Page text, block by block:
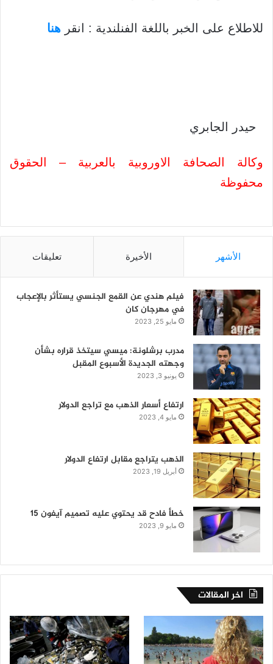
للاطلاع على الخبر باللغة الفنلندية : انقر هنا
حيدر الجابري
وكالة الصحافة الاوروبية بالعربية – الحقوق
محفوظة
الأشهر الأخيرة تعليقات
فيلم هندي عن القمع الجنسي يستأثر بالإعجاب
في مهرجان كان
مايو 25, 2023
مدرب برشلونة: ميسي سيتخذ قراره بشأن
وجهته الجديدة الأسبوع المقبل
يونيو 3, 2023
ارتفاع أسعار الذهب مع تراجع الدولار
مايو 4, 2023
الذهب يتراجع مقابل ارتفاع الدولار
أبريل 19, 2023
خطأ فادح قد يحتوي عليه تصميم آيفون 15
مايو 9, 2023
اخر المقالات